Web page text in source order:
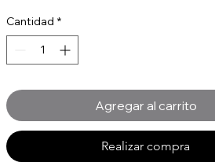
Cantidad *
Agregar al carrito
Realizar compra